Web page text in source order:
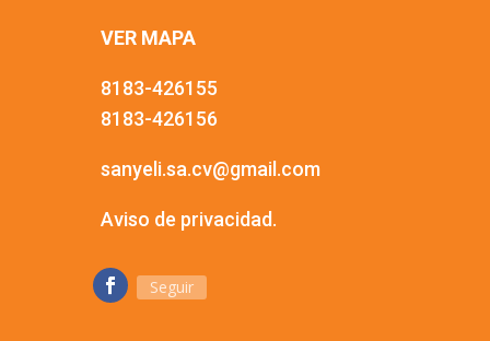
VER MAPA
8183-426155
8183-426156
sanyeli.sa.cv@gmail.com
Aviso de privacidad.
Seguir